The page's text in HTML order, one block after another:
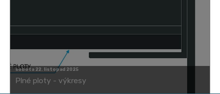
sobota 22. listopad 2025
Plné ploty - výkresy